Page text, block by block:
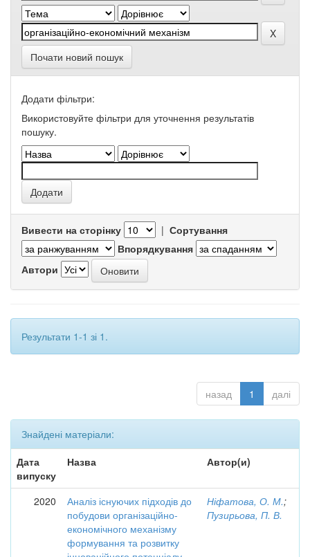
Почати новий пошук
Додати фільтри:
Використовуйте фільтри для уточнення результатів
пошуку.
Вивести на сторінку | Сортування
Впорядкування
Автори
Результати 1-1 зі 1.
назад 1 далі
Знайдені матеріали:
Дата
випуску
Назва Автор(и)
2020
Аналіз існуючих підходів до
побудови організаційно-
економічного механізму
формування та розвитку
Ніфатова, О. М.;
Пузирьова, П. В.